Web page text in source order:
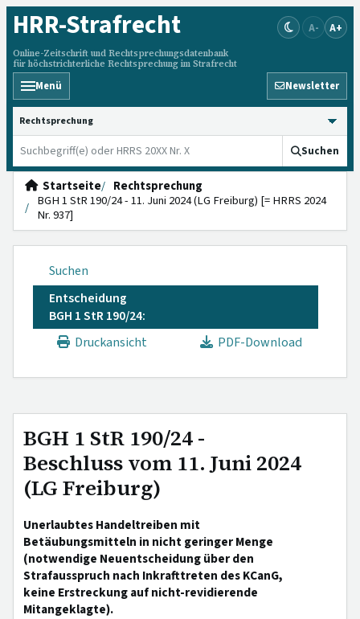
HRR-Strafrecht
Online-Zeitschrift und Rechtsprechungsdatenbank
für höchstrichterliche Rechtsprechung im Strafrecht
A- A+
Menü Newsletter
HRRS durchsuchen
Suchen
Startseite
Rechtsprechung
BGH 1 StR 190/24 - 11. Juni 2024 (LG Freiburg) [= HRRS 2024
Nr. 937]
Suchen
Entscheidung
BGH 1 StR 190/24:
Druckansicht
PDF-Download
BGH 1 StR 190/24 -
Beschluss vom 11. Juni 2024
(LG Freiburg)
Unerlaubtes Handeltreiben mit
Betäubungsmitteln in nicht geringer Menge
(notwendige Neuentscheidung über den
Strafausspruch nach Inkrafttreten des KCanG,
keine Erstreckung auf nicht-revidierende
Mitangeklagte).